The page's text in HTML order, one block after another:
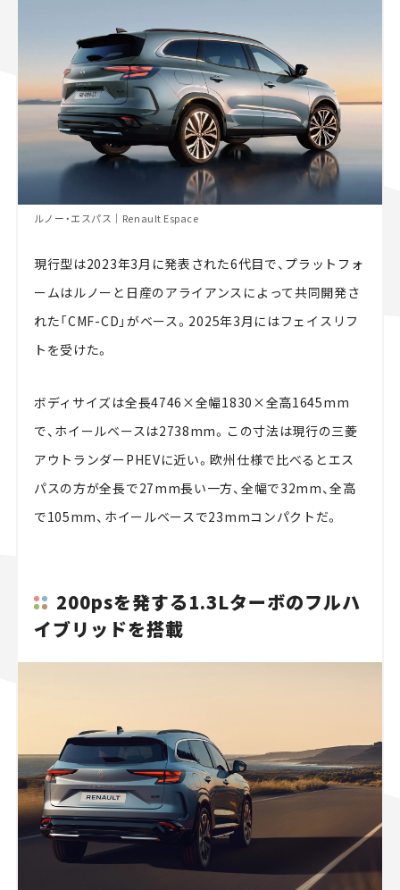
ルノー・エスパス｜Renault Espace
現行型は2023年3月に発表された6代目で、プラットフォ
ームはルノーと日産のアライアンスによって共同開発さ
れた「CMF-CD」がベース。2025年3月にはフェイスリフ
トを受けた。
ボディサイズは全長4746×全幅1830×全高1645mm
で、ホイールベースは2738mm。この寸法は現行の三菱
アウトランダーPHEVに近い。欧州仕様で比べるとエス
パスの方が全長で27mm長い一方、全幅で32mm、全高
で105mm、ホイールベースで23mmコンパクトだ。
200psを発する1.3Lターボのフルハ
イブリッドを搭載